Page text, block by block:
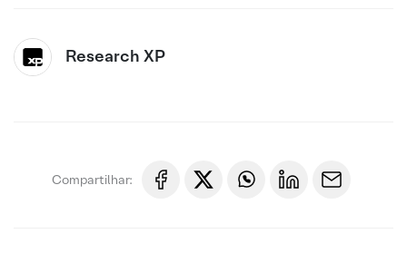
Research XP
Compartilhar: